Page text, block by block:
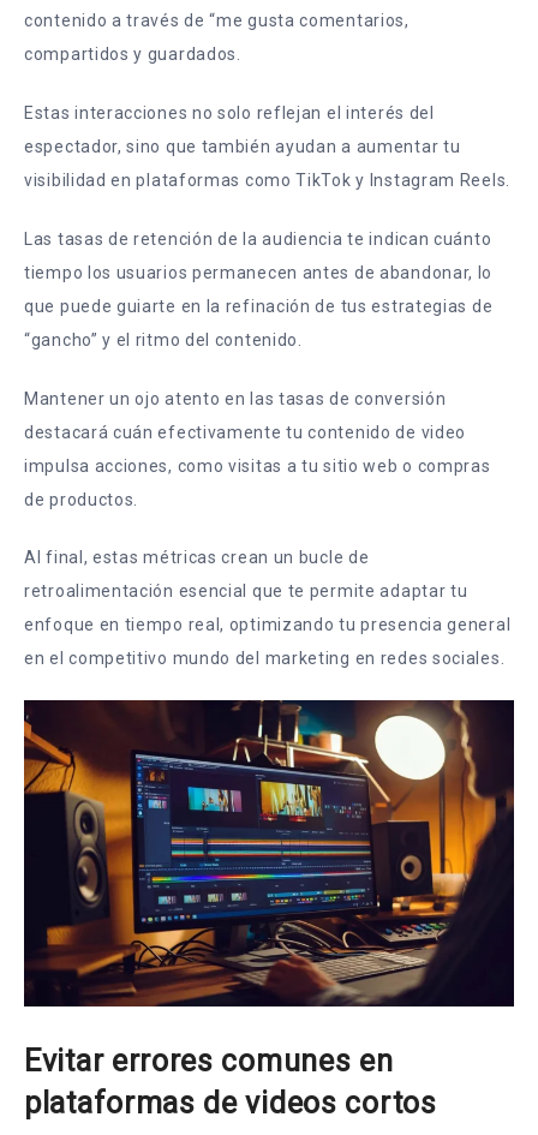
contenido a través de “me gusta comentarios,
compartidos y guardados.
Estas interacciones no solo reflejan el interés del
espectador, sino que también ayudan a aumentar tu
visibilidad en plataformas como TikTok y Instagram Reels.
Las tasas de retención de la audiencia te indican cuánto
tiempo los usuarios permanecen antes de abandonar, lo
que puede guiarte en la refinación de tus estrategias de
“gancho” y el ritmo del contenido.
Mantener un ojo atento en las tasas de conversión
destacará cuán efectivamente tu contenido de video
impulsa acciones, como visitas a tu sitio web o compras
de productos.
Al final, estas métricas crean un bucle de
retroalimentación esencial que te permite adaptar tu
enfoque en tiempo real, optimizando tu presencia general
en el competitivo mundo del marketing en redes sociales.
Evitar errores comunes en
plataformas de videos cortos